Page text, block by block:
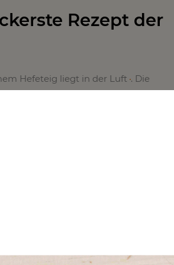
Rezept der
Hefeteig liegt in der Luft . Die
alle Herzen höher schlagen. Mit einer
In unserem
Klicke dafür einfach auf das Bild